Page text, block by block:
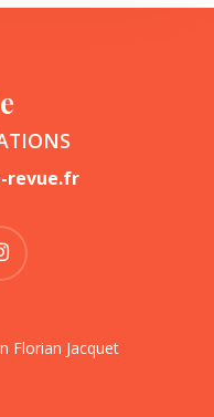
revue.fr
Florian Jacquet